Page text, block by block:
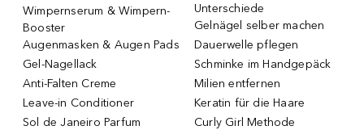
Wimpernserum & Wimpern-
Booster
Augenmasken & Augen Pads
Gel-Nagellack
Anti-Falten Creme
Leave-in Conditioner
Sol de Janeiro Parfum
Unterschiede
Gelnägel selber machen
Dauerwelle pflegen
Schminke im Handgepäck
Milien entfernen
Keratin für die Haare
Curly Girl Methode